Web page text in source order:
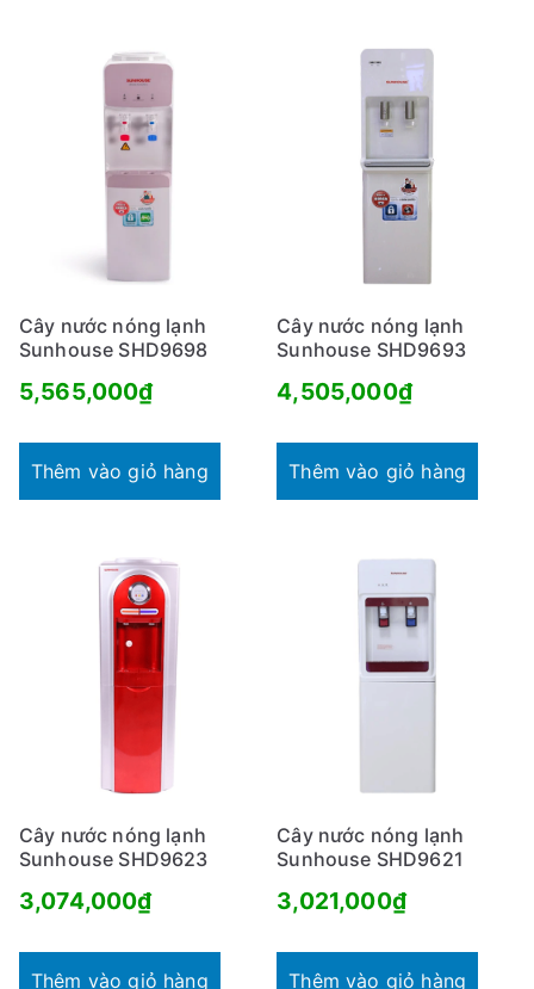
Cây nước nóng lạnh
Sunhouse SHD9698
5,565,000₫
Thêm vào giỏ hàng
Cây nước nóng lạnh
Sunhouse SHD9693
4,505,000₫
Thêm vào giỏ hàng
Cây nước nóng lạnh
Sunhouse SHD9623
3,074,000₫
Thêm vào giỏ hàng
Cây nước nóng lạnh
Sunhouse SHD9621
3,021,000₫
Thêm vào giỏ hàng